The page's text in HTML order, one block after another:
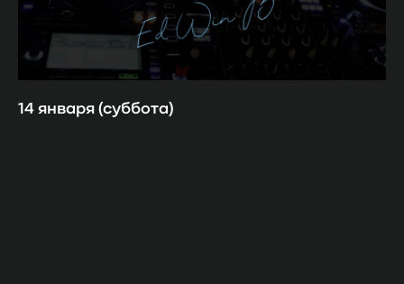
14 января (суббота)